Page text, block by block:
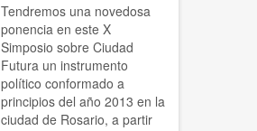
Tendremos una novedosa
ponencia en este X
Simposio sobre Ciudad
Futura un instrumento
político conformado a
principios del año 2013 en la
ciudad de Rosario, a partir